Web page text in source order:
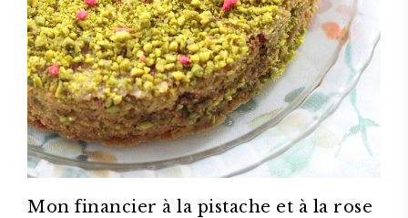
Mon financier à la pistache et à la rose